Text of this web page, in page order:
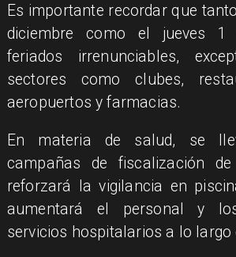
Es importante recordar que
diciembre como el jueves
feriados irrenunciables,
sectores como clubes,
aeropuertos y farmacias.
En materia de salud, se
campañas de fiscalización
reforzará la vigilancia en
aumentará el personal y
servicios hospitalarios a lo largo